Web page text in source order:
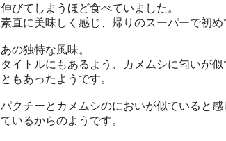
伸びてしまうほど食べていました。
素直に美味しく感じ、帰りのスーパーで初め
あの独特な風味。
タイトルにもあるよう、カメムシに匂いが
ともあったようです。
パクチーとカメムシのにおいが似ていると
ているからのようです。